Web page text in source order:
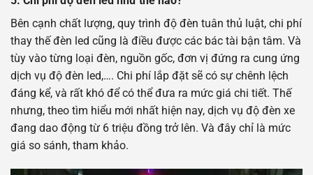
Bên cạnh chất lượng, quy trình độ đèn tuân thủ luật, chi phí
thay thế đèn led cũng là điều được các bác tài bận tâm. Và
tùy vào từng loại đèn, nguồn gốc, đơn vị đứng ra cung ứng
dịch vụ độ đèn led,…. Chi phí lắp đặt sẽ có sự chênh lệch
đáng kể, và rất khó để có thể đưa ra mức giá chi tiết. Thế
nhưng, theo tìm hiểu mới nhất hiện nay, dịch vụ độ đèn xe
đang dao động từ 6 triệu đồng trở lên. Và đây chỉ là mức
giá so sánh, tham khảo.